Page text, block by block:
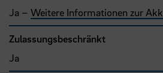
Ja – Weitere Informationen zur
Zulassungsbeschränkt
Ja